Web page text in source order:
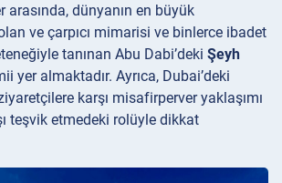
arasında, dünyanın en büyük
ve çarpıcı mimarisi ve binlerce ibadet
tanınan Abu Dabi’deki Şeyh
yer almaktadır. Ayrıca, Dubai’deki
karşı misafirperver yaklaşımı
teşvik etmedeki rolüyle dikkat